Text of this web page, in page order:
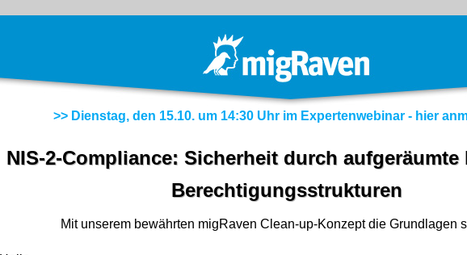
>> Dienstag, den 15.10. um 14:30 Uhr im Expertenwebinar - hier
NIS-2-Compliance: Sicherheit durch aufgeräumte
Berechtigungsstrukturen
Mit unserem bewährten migRaven Clean-up-Konzept die Grundlagen